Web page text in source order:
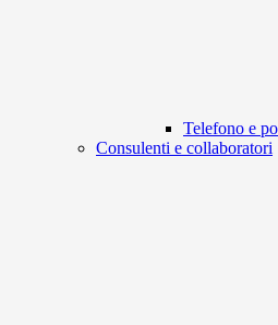
Telefono e
Consulenti e collaboratori